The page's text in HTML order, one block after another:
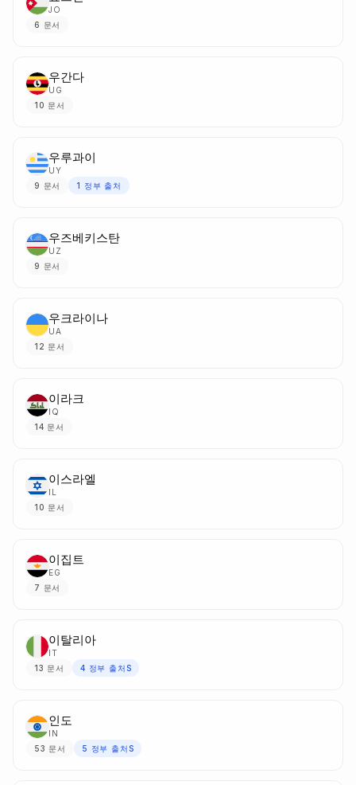
JO
6 문서
우간다
UG
10 문서
우루과이
UY
9 문서 1 정부 출처
우즈베키스탄
UZ
9 문서
우크라이나
UA
12 문서
이라크
IQ
14 문서
이스라엘
IL
10 문서
이집트
EG
7 문서
이탈리아
IT
13 문서 4 정부 출처S
인도
IN
53 문서 5 정부 출처S